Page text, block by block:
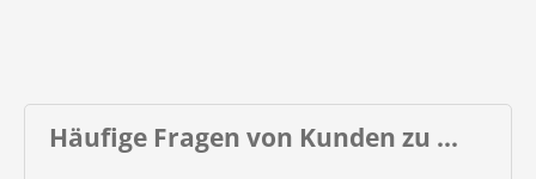
Häufige Fragen von Kunden zu ...